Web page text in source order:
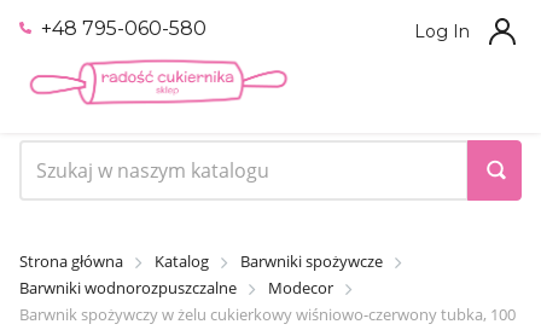
+48 795-060-580 Log In
Strona główna Katalog
Barwniki spożywcze
Barwniki wodnorozpuszczalne
Modecor
Barwnik spożywczy w żelu cukierkowy wiśniowo-czerwony tubka, 100